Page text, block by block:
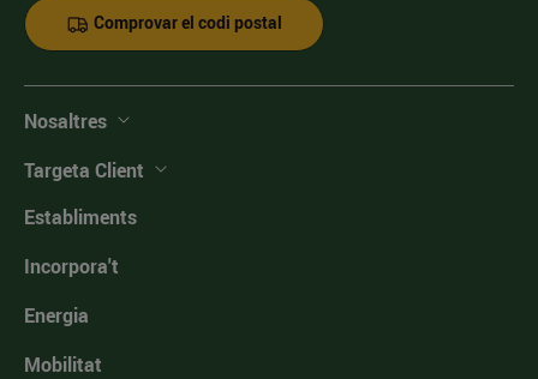
Comprovar el codi postal
Nosaltres
Targeta Client
Establiments
Incorpora't
Energia
Mobilitat